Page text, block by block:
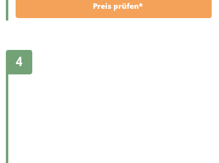
Preis prüfen*